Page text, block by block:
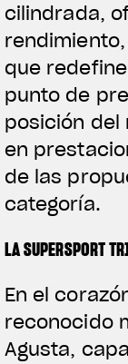
cilindrada,
que
punto de
posición del
en
de las
categoría.
LA SUPERSPORT
En el
reconocido
Agusta,